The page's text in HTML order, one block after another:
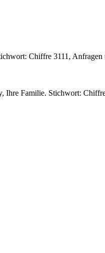
Chiffre 3111, Anfragen
Ihre Familie. Stichwort: